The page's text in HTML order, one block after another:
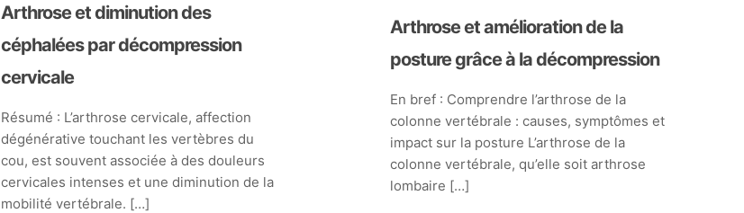
Arthrose et diminution des
céphalées par décompression
cervicale
Résumé : L’arthrose cervicale, affection
dégénérative touchant les vertèbres du
cou, est souvent associée à des douleurs
cervicales intenses et une diminution de la
mobilité vertébrale. […]
Arthrose et amélioration de la
posture grâce à la décompression
En bref : Comprendre l’arthrose de la
colonne vertébrale : causes, symptômes et
impact sur la posture L’arthrose de la
colonne vertébrale, qu’elle soit arthrose
lombaire […]